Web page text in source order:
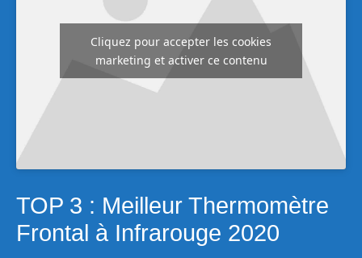
Cliquez pour accepter les cookies
marketing et activer ce contenu
TOP 3 : Meilleur Thermomètre
Frontal à Infrarouge 2020